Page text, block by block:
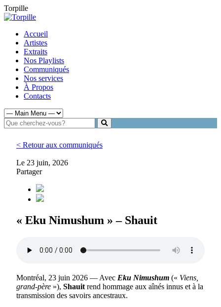
Torpille
Accueil
Artistes
Extraits
Nos Playlists
Communiqués
Nos services
À Propos
Contacts
< Retour aux communiqués
Le 23 juin, 2026
Partager
« Eku Nimushum » – Shauit
Montréal, 23 juin 2026 — Avec Eku Nimushum (« Viens,
grand-père »), Shauit rend hommage aux aînés innus et à la
transmission des savoirs ancestraux.